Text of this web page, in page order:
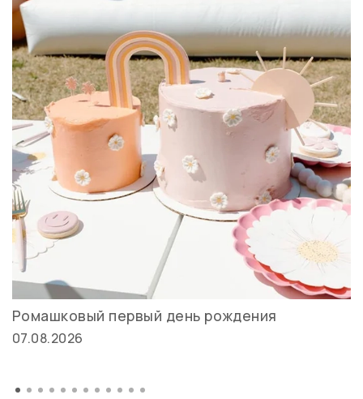
Ромашковый первый день рождения
07.08.2026